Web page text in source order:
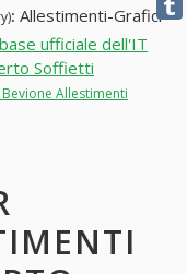
: Allestimenti-Grafici
ufficiale dell'IT
Soffietti
Allestimenti